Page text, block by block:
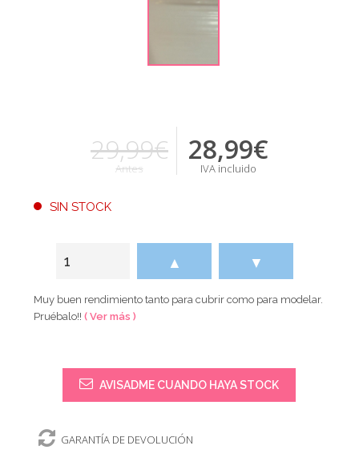
29,99€
Antes
28,99€
IVA incluido
SIN STOCK
▲ ▼
Muy buen rendimiento tanto para cubrir como para modelar.
Pruébalo!!( Ver más )
AVISADME CUANDO HAYA STOCK
GARANTÍA DE DEVOLUCIÓN